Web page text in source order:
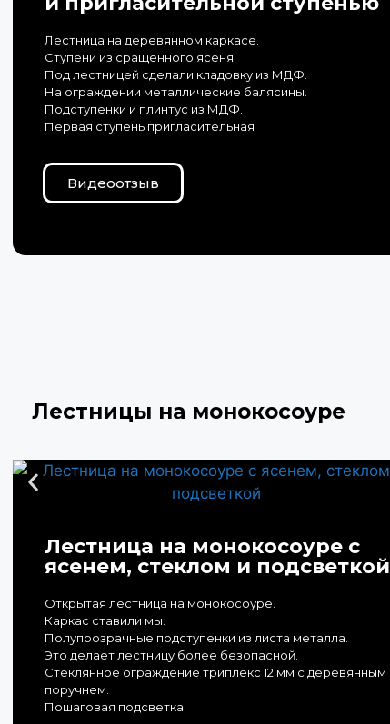
Лестница на деревянном каркасе.
Ступени из сращенного ясеня.
Под лестницей сделали кладовку из МДФ.
На ограждении металлические балясины.
Подступенки и плинтус из МДФ.
Первая ступень пригласительная
Видеоотзыв
Лестницы на монокосоуре
Лестница на монокосоуре с
ясенем, стеклом и подсветкой
Открытая лестница на монокосоуре.
Каркас ставили мы.
Полупрозрачные подступенки из листа металла.
Это делает лестницу более безопасной.
Стеклянное ограждение триплекс 12 мм с деревянным
поручнем.
Пошаговая подсветка